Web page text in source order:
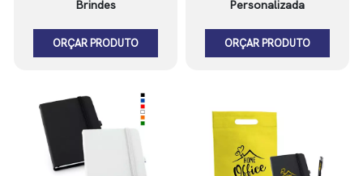
Brindes
ORÇAR PRODUTO
Personalizada
ORÇAR PRODUTO